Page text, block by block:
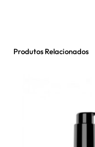
Produtos Relacionados